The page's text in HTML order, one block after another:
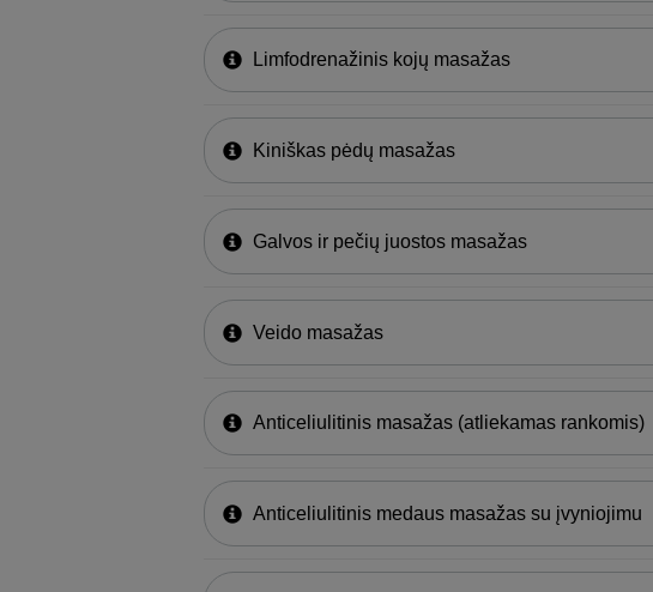
Limfodrenažinis kojų masažas
Kiniškas pėdų masažas
Galvos ir pečių juostos masažas
Veido masažas
Anticeliulitinis masažas (atliekamas rankomis)
Anticeliulitinis medaus masažas su įvyniojimu